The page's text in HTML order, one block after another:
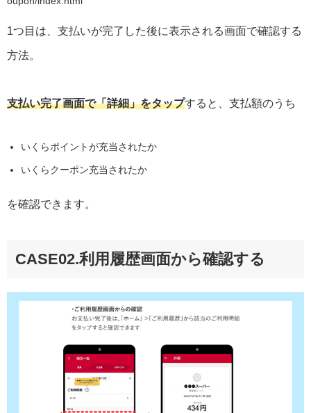
1つ目は、支払いが完了した後に表示される画面で確認する
方法。
支払い完了画面で「詳細」をタップすると、支払額のうち
いくらポイントが充当されたか
いくらクーポン充当されたか
を確認できます。
CASE02.利用履歴画面から確認する